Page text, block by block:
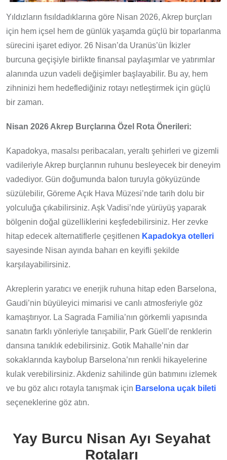
Yıldızların fısıldadıklarına göre Nisan 2026, Akrep burçları
için hem içsel hem de günlük yaşamda güçlü bir toparlanma
sürecini işaret ediyor. 26 Nisan’da Uranüs’ün İkizler
burcuna geçişiyle birlikte finansal paylaşımlar ve yatırımlar
alanında uzun vadeli değişimler başlayabilir. Bu ay, hem
zihninizi hem hedeflediğiniz rotayı netleştirmek için güçlü
bir zaman.
Nisan 2026 Akrep Burçlarına Özel Rota Önerileri:
Kapadokya, masalsı peribacaları, yeraltı şehirleri ve gizemli
vadileriyle Akrep burçlarının ruhunu besleyecek bir deneyim
vadediyor. Gün doğumunda balon turuyla gökyüzünde
süzülebilir, Göreme Açık Hava Müzesi’nde tarih dolu bir
yolculuğa çıkabilirsiniz. Aşk Vadisi’nde yürüyüş yaparak
bölgenin doğal güzelliklerini keşfedebilirsiniz. Her zevke
hitap edecek alternatiflerle çeşitlenen Kapadokya otelleri
sayesinde Nisan ayında baharı en keyifli şekilde
karşılayabilirsiniz.
Akreplerin yaratıcı ve enerjik ruhuna hitap eden Barselona,
Gaudi’nin büyüleyici mimarisi ve canlı atmosferiyle göz
kamaştırıyor. La Sagrada Familia’nın görkemli yapısında
sanatın farklı yönleriyle tanışabilir, Park Güell’de renklerin
dansına tanıklık edebilirsiniz. Gotik Mahalle’nin dar
sokaklarında kaybolup Barselona’nın renkli hikayelerine
kulak verebilirsiniz. Akdeniz sahilinde gün batımını izlemek
ve bu göz alıcı rotayla tanışmak için Barselona uçak bileti
seçeneklerine göz atın.
Yay Burcu Nisan Ayı Seyahat
Rotaları